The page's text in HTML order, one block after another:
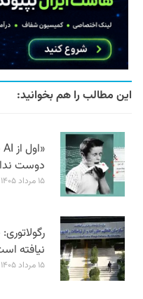
این مطالب را هم بخوانید:
دوست
۱۵ مرداد ۱۴۰۵
نیافته
۱۵ مرداد ۱۴۰۵